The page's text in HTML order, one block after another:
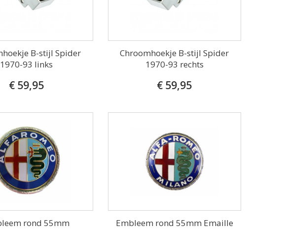
B-stijl Spider
1970-93 links
€ 59,95
Chroomhoekje B-stijl Spider
1970-93 rechts
€ 59,95
rond 55mm Embleem rond 55mm Emaille